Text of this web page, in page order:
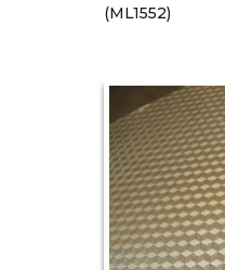
(ML1552)